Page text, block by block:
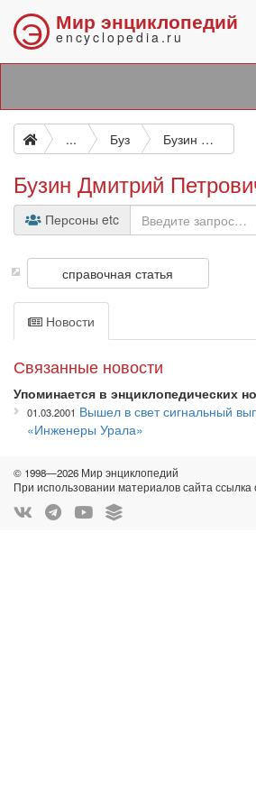
Э Мир энциклопедий
encyclopedia.ru
... Буз Бузин Дмитрий Петрович
Бузин Дмитрий
Персоны etc
справочная статья
Новости
Связанные новости
Упоминается в энциклопедических
01.03.2001 Вышел в свет сигнальный
«Инженеры Урала»
© 1998—2026 Мир энциклопедий
При использовании материалов сайта ссылка